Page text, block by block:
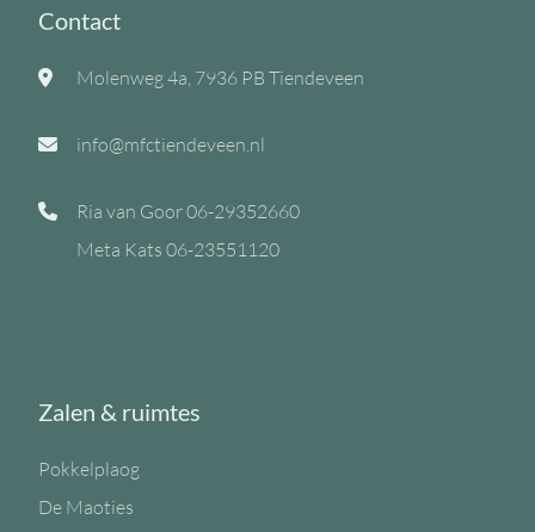
Contact
Molenweg 4a, 7936 PB Tiendeveen
info@mfctiendeveen.nl
Ria van Goor06-29352660
Meta Kats 06-23551120
Zalen & ruimtes
Pokkelplaog
De Maoties